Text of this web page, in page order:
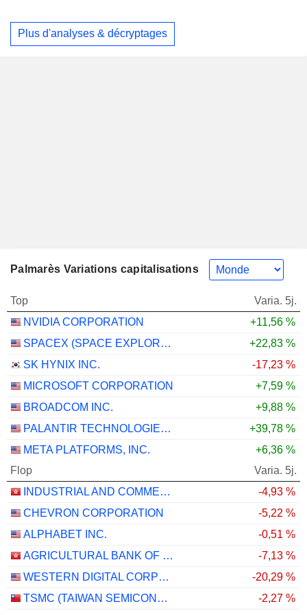
Plus d'analyses & décryptages
Palmarès Variations capitalisations
Top
Varia. 5j.
NVIDIA CORPORATION
+11,56 %
SPACEX (SPACE EXPLORATION TECHNOLOGIES)
+22,83 %
SK HYNIX INC.
-17,23 %
MICROSOFT CORPORATION
+7,59 %
BROADCOM INC.
+9,88 %
PALANTIR TECHNOLOGIES INC.
+39,78 %
META PLATFORMS, INC.
+6,36 %
Flop
Varia. 5j.
INDUSTRIAL AND COMMERCIAL BANK OF CHINA LIMITED
-4,93 %
CHEVRON CORPORATION
-5,22 %
ALPHABET INC.
-0,51 %
AGRICULTURAL BANK OF CHINA LIMITED
-7,13 %
WESTERN DIGITAL CORPORATION
-20,29 %
TSMC (TAIWAN SEMICONDUCTOR MANUFACTURING COMPANY)
-2,27 %